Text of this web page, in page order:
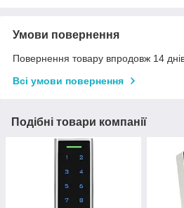
Умови повернення
Повернення товару впродовж 14
Всі умови повернення
Подібні товари компанії